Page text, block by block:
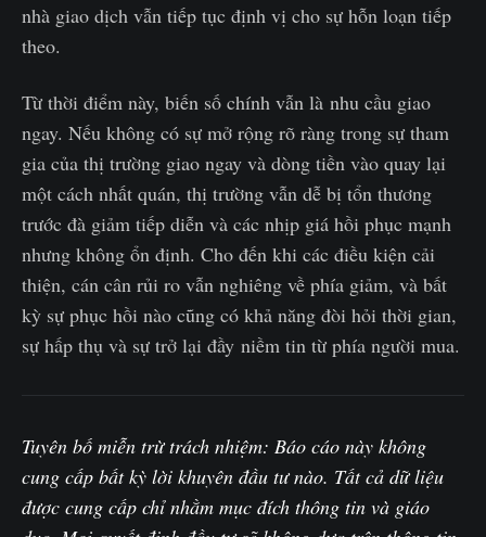
nhà giao dịch vẫn tiếp tục định vị cho sự hỗn loạn tiếp
theo.
Từ thời điểm này, biến số chính vẫn là nhu cầu giao
ngay. Nếu không có sự mở rộng rõ ràng trong sự tham
gia của thị trường giao ngay và dòng tiền vào quay lại
một cách nhất quán, thị trường vẫn dễ bị tổn thương
trước đà giảm tiếp diễn và các nhịp giá hồi phục mạnh
nhưng không ổn định. Cho đến khi các điều kiện cải
thiện, cán cân rủi ro vẫn nghiêng về phía giảm, và bất
kỳ sự phục hồi nào cũng có khả năng đòi hỏi thời gian,
sự hấp thụ và sự trở lại đầy niềm tin từ phía người mua.
Tuyên bố miễn trừ trách nhiệm: Báo cáo này không
cung cấp bất kỳ lời khuyên đầu tư nào. Tất cả dữ liệu
được cung cấp chỉ nhằm mục đích thông tin và giáo